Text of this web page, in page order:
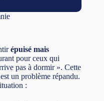
épuisé mais
pour ceux qui
pas à dormir ». Cette
un problème répandu.
: